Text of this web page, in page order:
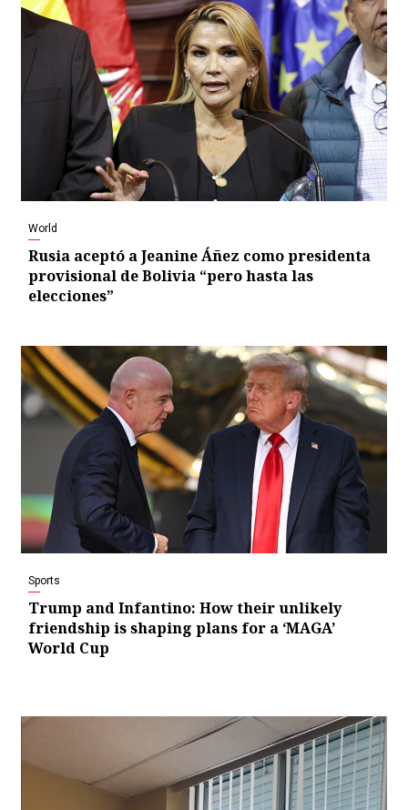
World
Rusia aceptó a Jeanine Áñez como presidenta
provisional de Bolivia “pero hasta las
elecciones”
Sports
Trump and Infantino: How their unlikely
friendship is shaping plans for a ‘MAGA’
World Cup
Video